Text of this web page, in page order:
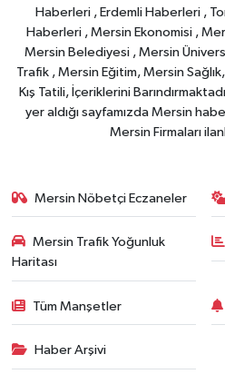
Haberleri , Erdemli Haberleri ,
Haberleri , Mersin Ekonomisi ,
Mersin Belediyesi , Mersin
Trafik , Mersin Eğitim, Mersin
Kış Tatili, İçeriklerini
yer aldığı sayfamızda Mersin
Mersin Firmaları
Mersin Nöbetçi Eczaneler
Mersin Trafik Yoğunluk
Haritası
Tüm Manşetler
Haber Arşivi